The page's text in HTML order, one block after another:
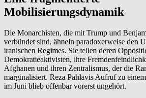
Mobilisierungsdynamik
Die Monarchisten, die mit Trump und
verbündet sind, ähneln paradoxerweise den
iranischen Regimes. Sie teilen deren
Demokratieaktivisten, ihre
Afghanen und ihren Zentralismus, der die
marginalisiert. Reza Pahlavis Aufruf zu
im Juni blieb offenbar vorerst ungehört.